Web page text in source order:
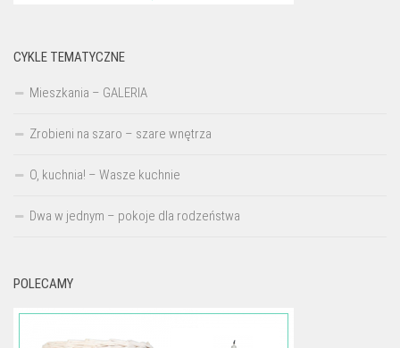
CYKLE TEMATYCZNE
Mieszkania – GALERIA
Zrobieni na szaro – szare wnętrza
O, kuchnia! – Wasze kuchnie
Dwa w jednym – pokoje dla rodzeństwa
POLECAMY